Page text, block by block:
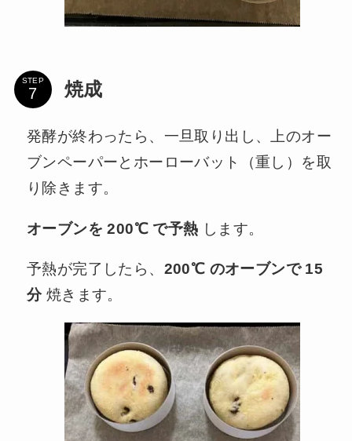
STEP 焼成
発酵が終わったら、一旦取り出し、上のオー
ブンペーパーとホーローバット（重し）を取
り除きます。
オーブンを 200℃ で予熱 します。
予熱が完了したら、 200℃ のオーブンで 15
分焼きます。